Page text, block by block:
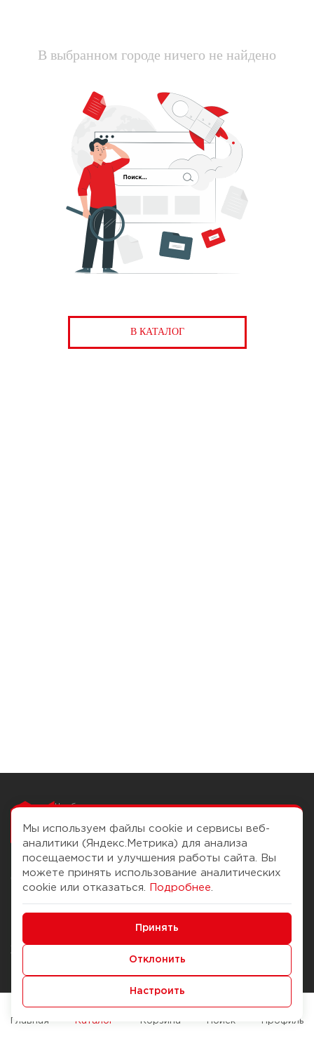
В выбранном городе ничего не найдено
В КАТАЛОГ
Чтобы вам легко
О компании
История Компании
Журнал
Наши марки
Брендирование
Помощь
Доставка и оплата
Способы оплаты
Служба контроля качества
Мы используем файлы cookie и сервисы веб-
аналитики (Яндекс.Метрика) для анализа
посещаемости и улучшения работы сайта. Вы
можете принять использование аналитических
cookie или отказаться.
Подробнее
Принять
Отклонить
Настроить
Главная Каталог Корзина Поиск Профиль